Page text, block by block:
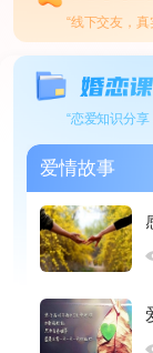
“线下交友，
“恋爱知识分
爱情故事